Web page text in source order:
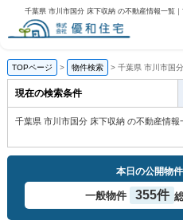
TOPページ 物件検索 千葉県 市川市国
現在の検索条件
千葉県 市川市国分 床下収納 の不動産情報
本日の公開物
一般物件 355件